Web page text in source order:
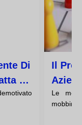
Di
Di
Il
Le